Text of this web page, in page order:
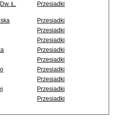
Ł.
Przesiadki
Przesiadki
Przesiadki
Przesiadki
Przesiadki
Przesiadki
Przesiadki
Przesiadki
Przesiadki
Przesiadki